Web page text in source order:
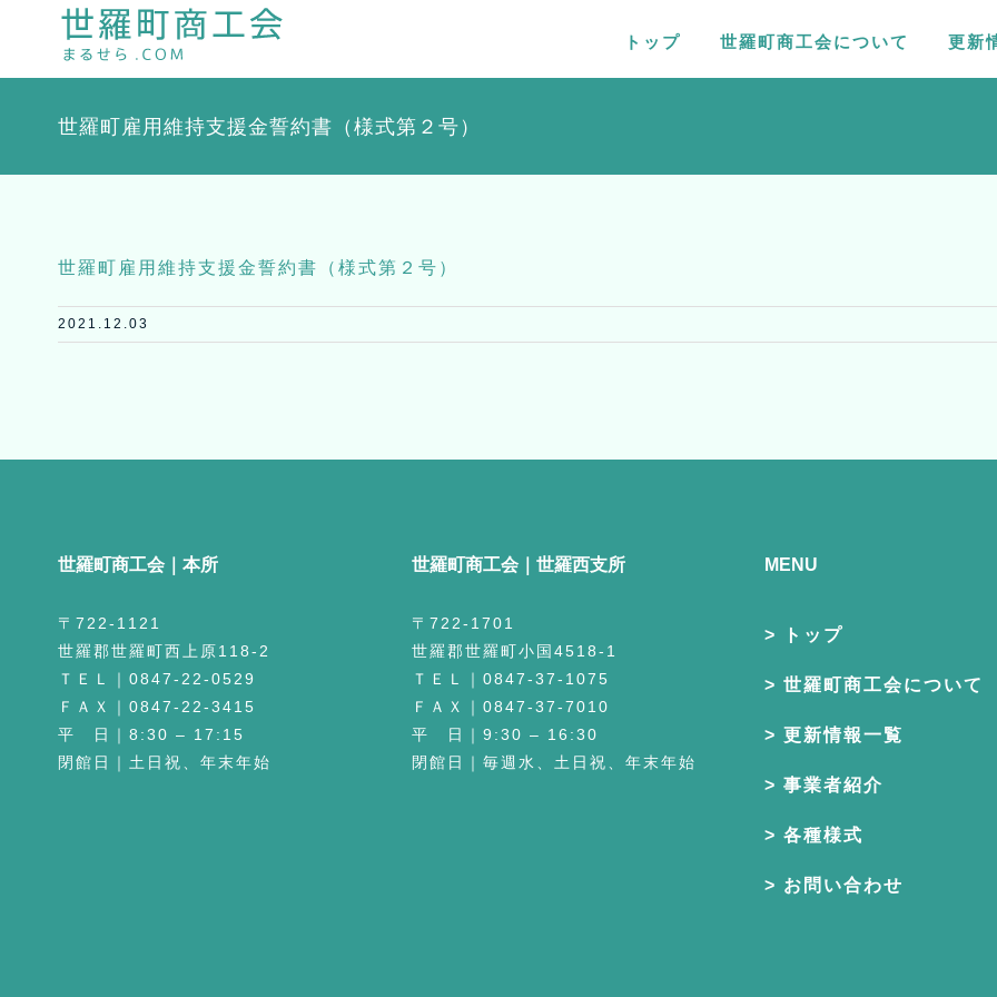
content
トップ 世羅町商工会について 更新
世羅町雇用維持支援金誓約書（様式第２号）
世羅町雇用維持支援金誓約書（様式第２号）
2021.12.03
世羅町商工会｜本所
〒722-1121
世羅郡世羅町西上原118-2
ＴＥＬ｜0847-22-0529
ＦＡＸ｜0847-22-3415
平 日｜8:30 – 17:15
閉館日｜土日祝、年末年始
世羅町商工会｜世羅西支所
〒722-1701
世羅郡世羅町小国4518-1
ＴＥＬ｜0847-37-1075
ＦＡＸ｜0847-37-7010
平 日｜9:30 – 16:30
閉館日｜毎週水、土日祝、年末年始
MENU
トップ
世羅町商工会について
更新情報一覧
事業者紹介
各種様式
お問い合わせ